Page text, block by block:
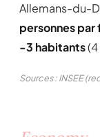
Allemans-du-
personnes par
-3 habitants
Sources : INSEE